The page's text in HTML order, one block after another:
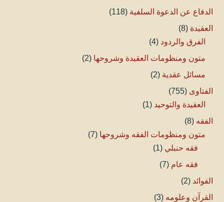
الدفاع عن الدعوة السلفية (118)
العقيدة (8)
الفرق والردود (4)
متون ومنظومات العقيدة وشروحها (2)
مسائل عقدية (2)
الفتاوى (755)
العقيدة والتوحيد (1)
الفقه (8)
متون ومنظومات الفقه وشروحها (7)
فقه حنبلي (1)
فقه عام (7)
الفوائد (2)
القرآن وعلومه (3)